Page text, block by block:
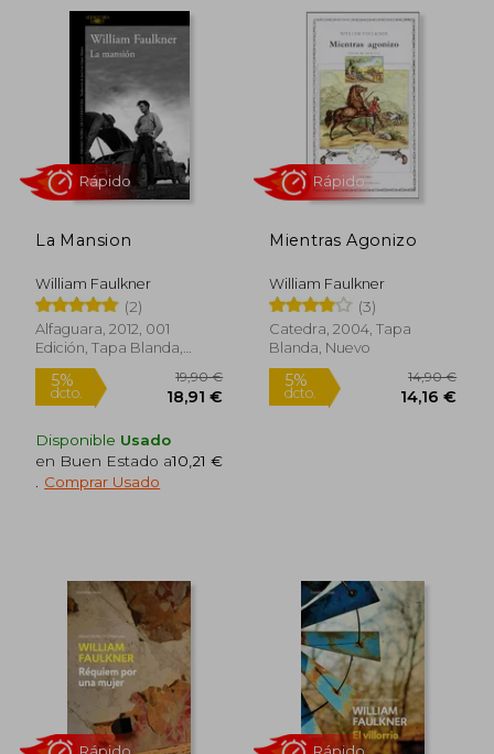
5%
dcto.
Rápido
5%
dcto.
Rápido
La Mansion
William Faulkner
(2)
Alfaguara, 2012, 001
Edición, Tapa Blanda,
Nuevo
Rápido
Disponible Usado
en Buen Estado a10,21 €
Comprar Usado
Mientras Agonizo
William Faulkner
(3)
Catedra, 2004, Tapa
Blanda, Nuevo
Rápido